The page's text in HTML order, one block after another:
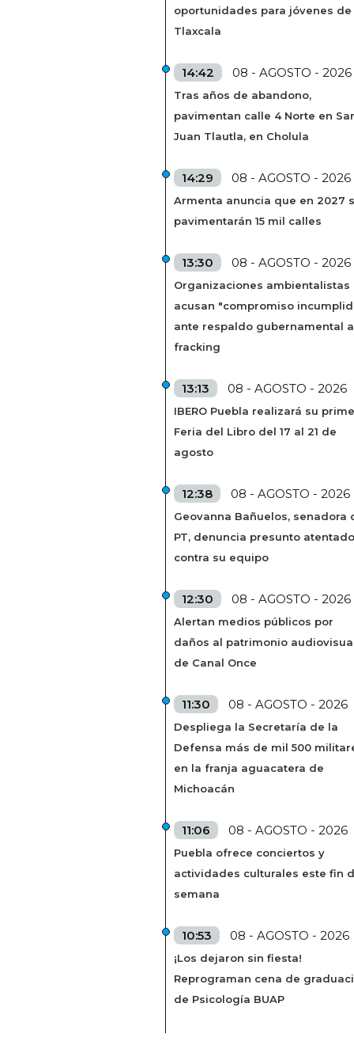
oportunidades para jóvenes de
Tlaxcala
14:42 08 - AGOSTO - 2026
Tras años de abandono,
pavimentan calle 4 Norte en
Juan Tlautla, en Cholula
14:29 08 - AGOSTO - 2026
Armenta anuncia que en 2027
pavimentarán 15 mil calles
13:30 08 - AGOSTO - 2026
Organizaciones ambientalistas
acusan "compromiso
ante respaldo gubernamental
fracking
13:13 08 - AGOSTO - 2026
IBERO Puebla realizará su
Feria del Libro del 17 al 21 de
agosto
12:38 08 - AGOSTO - 2026
Geovanna Bañuelos, senadora
PT, denuncia presunto atentado
contra su equipo
12:30 08 - AGOSTO - 2026
Alertan medios públicos por
daños al patrimonio
de Canal Once
11:30 08 - AGOSTO - 2026
Despliega la Secretaría de la
Defensa más de mil 500
en la franja aguacatera de
Michoacán
11:06 08 - AGOSTO - 2026
Puebla ofrece conciertos y
actividades culturales este fin
semana
10:53 08 - AGOSTO - 2026
¡Los dejaron sin fiesta!
Reprograman cena de
de Psicología BUAP